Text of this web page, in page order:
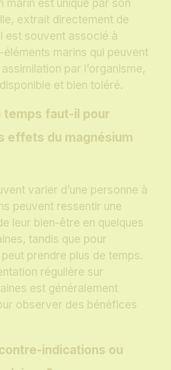
marin est unique par son
extrait directement de
est souvent associé à
éléments marins qui peuvent
par l’organisme,
et bien toléré.
temps faut-il pour
effets du magnésium
varier d’une personne à
peuvent ressentir une
leur bien-être en quelques
tandis que pour
peut prendre plus de temps.
régulière sur
est généralement
observer des bénéfices
indications ou